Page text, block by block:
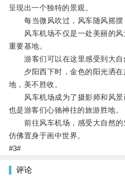
呈现出一个独特的景观。
每当微风吹过，风车随风摇摆
风车机场不仅是一处美丽的风
重要基地。
游客们可以在这里感受到大自
夕阳西下时，金色的阳光洒在
地，美不胜收。
风车机场成为了摄影师和风景
也是游客们心驰神往的旅游胜地。
前往风车机场，感受大自然的
仿佛置身于画中世界。
#3#
评论